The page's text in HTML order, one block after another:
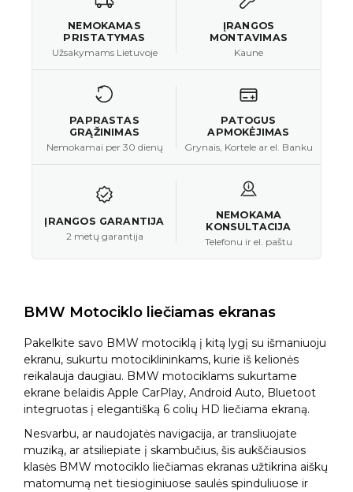
NEMOKAMAS
PRISTATYMAS
Užsakymams Lietuvoje
ĮRANGOS
MONTAVIMAS
Kaune
PAPRASTAS
GRĄŽINIMAS
Nemokamai per 30 dienų
PATOGUS
APMOKĖJIMAS
Grynais, Kortele ar el. Banku
ĮRANGOS GARANTIJA
2 metų garantija
NEMOKAMA
KONSULTACIJA
Telefonu ir el. paštu
BMW Motociklo liečiamas ekranas
Pakelkite savo BMW motociklą į kitą lygį su išmaniuoju
ekranu, sukurtu motociklininkams, kurie iš kelionės
reikalauja daugiau. BMW motociklams sukurtame
ekrane belaidis Apple CarPlay, Android Auto, Bluetoot
integruotas į elegantišką 6 colių HD liečiama ekraną.
Nesvarbu, ar naudojatės navigacija, ar transliuojate
muziką, ar atsiliepiate į skambučius, šis aukščiausios
klasės BMW motociklo liečiamas ekranas užtikrina aiškų
matomumą net tiesioginiuose saulės spinduliuose ir